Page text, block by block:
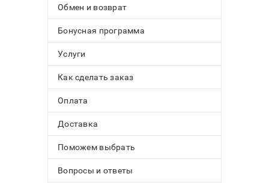
Обмен и возврат
Бонусная программа
Услуги
Как сделать заказ
Оплата
Доставка
Поможем выбрать
Вопросы и ответы